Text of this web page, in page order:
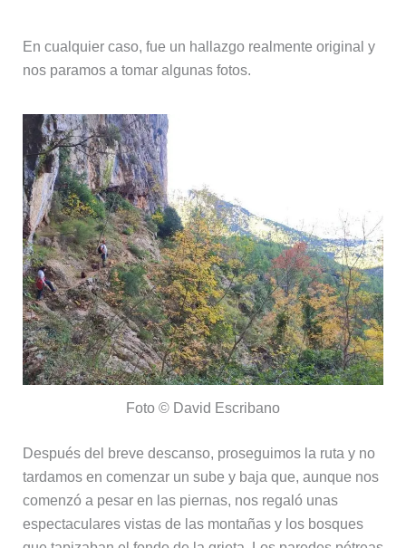
En cualquier caso, fue un hallazgo realmente original y
nos paramos a tomar algunas fotos.
Foto © David Escribano
Después del breve descanso, proseguimos la ruta y no
tardamos en comenzar un sube y baja que, aunque nos
comenzó a pesar en las piernas, nos regaló unas
espectaculares vistas de las montañas y los bosques